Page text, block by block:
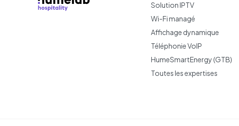
Solution IPTV
Wi-Fi managé
Affichage dynamique
Téléphonie VoIP
HumeSmartEnergy (GTB)
Toutes les expertises